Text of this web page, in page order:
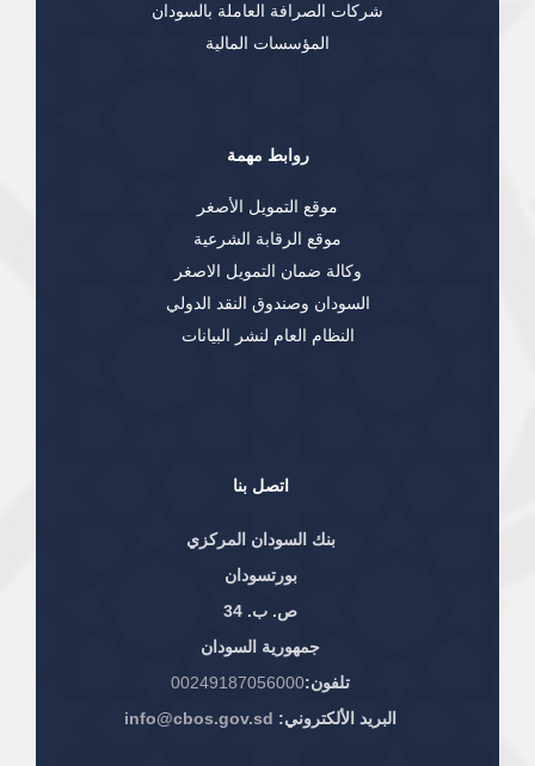
اتصل بنا
بنك السودان المركزي
بورتسودان
ص. ب. 34
جمهورية السودان
تلفون:00249187056000
البريد الألكتروني: info@cbos.gov.sd
شركات الصرافة العاملة بالسودان
المؤسسات المالية
روابط مهمة
موقع التمويل الأصغر
موقع الرقابة الشرعية
وكالة ضمان التمويل الاصغر
السودان وصندوق النقد الدولي
النظام العام لنشر البيانات